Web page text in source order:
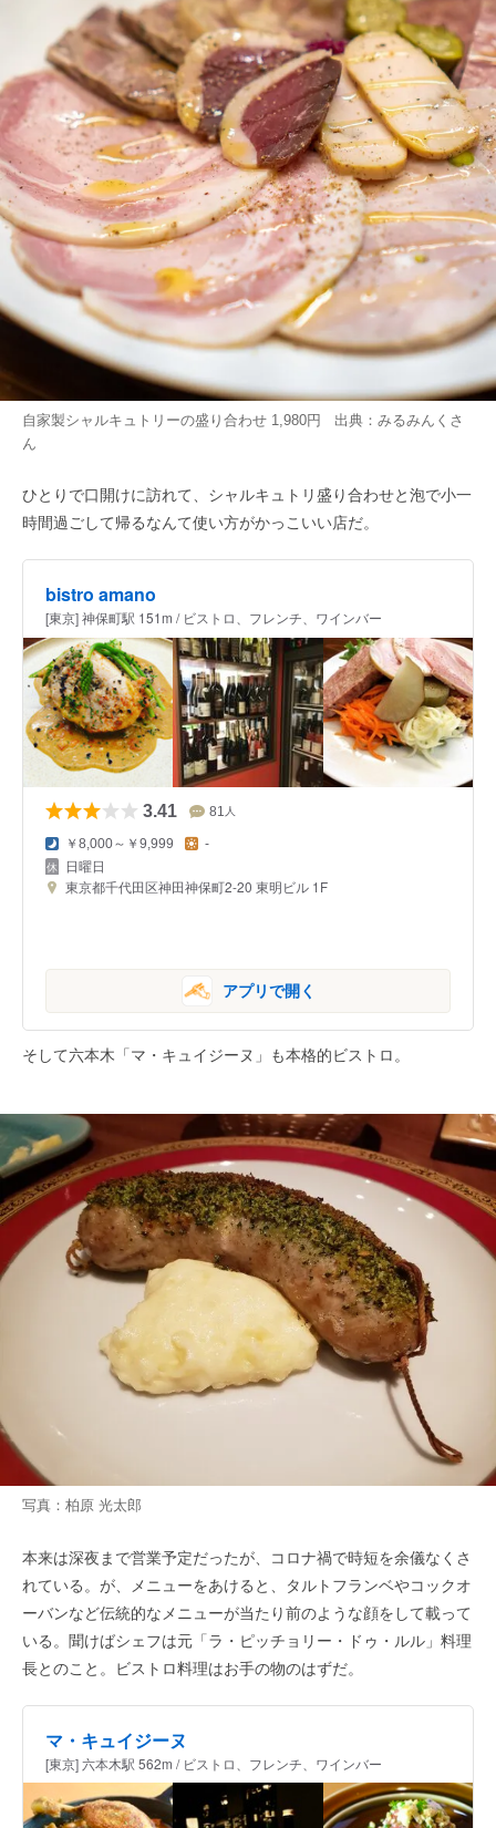
自家製シャルキュトリーの盛り合わせ 1,980円 出典： みるみんく さ
ん
ひとりで口開けに訪れて、シャルキュトリ盛り合わせと泡で小一
時間過ごして帰るなんて使い方がかっこいい店だ。
bistro amano
[東京] 神保町駅 151m / ビストロ、フレンチ、ワインバー
3.41 81 人
￥8,000～￥9,999 -
日曜日
東京都千代田区神田神保町2-20 東明ビル 1F
アプリで開く
そして六本木「マ・キュイジーヌ」も本格的ビストロ。
写真：柏原 光太郎
本来は深夜まで営業予定だったが、コロナ禍で時短を余儀なくさ
れている。が、メニューをあけると、タルトフランベやコックオ
ーバンなど伝統的なメニューが当たり前のような顔をして載って
いる。聞けばシェフは元「ラ・ピッチョリー・ドゥ・ルル」料理
長とのこと。ビストロ料理はお手の物のはずだ。
マ・キュイジーヌ
[東京] 六本木駅 562m / ビストロ、フレンチ、ワインバー